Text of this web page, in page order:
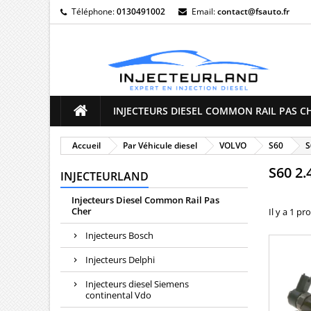
Téléphone:0130491002 Email:contact@fsauto.fr
INJECTEURS DIESEL COMMON RAIL PAS
Accueil Par Véhicule diesel VOLVO S60
INJECTEURLAND
Injecteurs Diesel Common Rail Pas
Cher
Injecteurs Bosch
Injecteurs Delphi
Injecteurs diesel Siemens
continental Vdo
S60
Il y a 1